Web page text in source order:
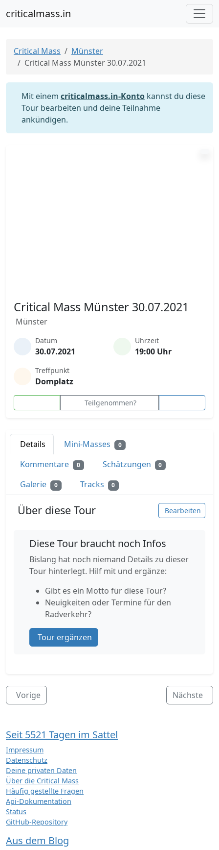
criticalmass.in
Critical Mass
Münster
Critical Mass Münster 30.07.2021
Mit einem criticalmass.in-Konto kannst du diese
Tour bearbeiten und deine Teilnahme
ankündigen.
Critical Mass Münster 30.07.2021
Münster
Datum
30.07.2021
Uhrzeit
19:00 Uhr
Treffpunkt
Domplatz
Teilgenommen?
Details Mini-Masses 0
Kommentare 0 Schätzungen 0
Galerie 0 Tracks 0
Über diese Tour Bearbeiten
Diese Tour braucht noch Infos
Bislang hat noch niemand Details zu dieser
Tour hinterlegt. Hilf mit und ergänze:
Gibt es ein Motto für diese Tour?
Neuigkeiten oder Termine für den
Radverkehr?
Tour ergänzen
Vorige Nächste
Seit 5521 Tagen im Sattel
Impressum
Datenschutz
Deine privaten Daten
Über die Critical Mass
Häufig gestellte Fragen
Api-Dokumentation
Status
GitHub-Repository
Aus dem Blog